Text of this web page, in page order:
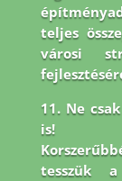
teljes
városi
11. Ne
is!
tesszük